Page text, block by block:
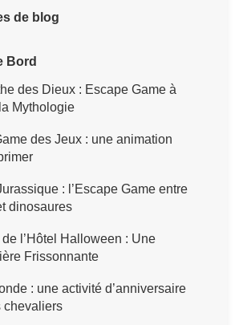
de blog
Bord
des Dieux : Escape Game à
Mythologie
des Jeux : une animation
: l’Escape Game entre
dinosaures
de l’Hôtel Halloween : Une
Frissonnante
: une activité d’anniversaire
chevaliers